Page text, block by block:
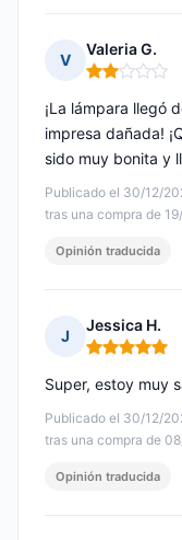
V
Valeria G.
Nota: 2 de 5
Publicado el 30/12/
tras una compra de
¡La lámpara llegó
impresa dañada!
sido muy bonita y
Opinión traducida
J
Jessica H.
Nota: 5 de 5
Publicado el 30/12/
tras una compra de
Super, estoy muy
Opinión traducida